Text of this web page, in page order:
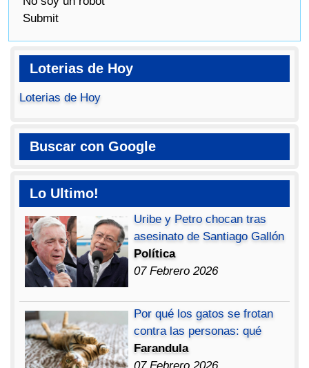
Submit
Loterias de Hoy
Loterias de Hoy
Buscar con Google
Lo Ultimo!
Uribe y Petro chocan tras
asesinato de Santiago Gallón
Política
07 Febrero 2026
Por qué los gatos se frotan
contra las personas: qué
Farandula
07 Febrero 2026